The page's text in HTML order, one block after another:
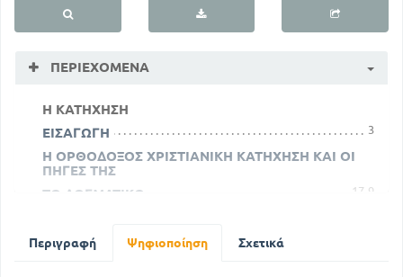
ΠΕΡΙΕΧΌΜΕΝΑ
Η ΚΑΤΗΧΗΣΗ
ΕΙΣΑΓΩΓΗ
3
Η ΟΡΘΟΔΟΞΟΣ ΧΡΙΣΤΙΑΝΙΚΗ ΚΑΤΗΧΗΣΗ ΚΑΙ ΟΙ
ΠΗΓΕΣ ΤΗΣ
9
ΤΟ ΔΟΓΜΑΤΙΚΟ 17
ΤΟ ΑΓΙΟ ΠΝΕΥΜΑ
Περιγραφή Ψηφιοποίηση Σχετικά